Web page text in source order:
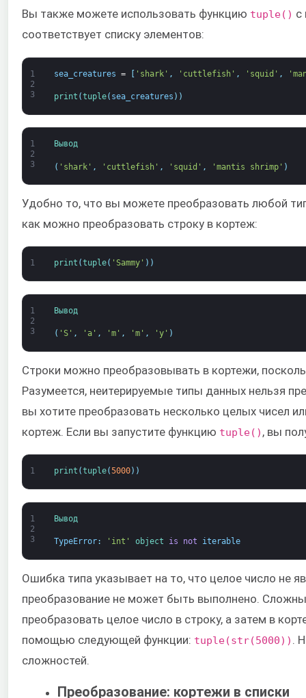
Вы также можете использовать функцию tuple() с
соответствует списку элементов:
1
2
3
sea_creatures = [ 'shark' , 'cuttlefish' , 'squid' ,
print (tuple( sea_creatures ) )
1
2
3
Вывод
( 'shark' , 'cuttlefish' , 'squid' , 'mantis shrimp' )
Удобно то, что вы можете преобразовать любой
как можно преобразовать строку в кортеж:
1 print (tuple( 'Sammy' ) )
1
2
3
Вывод
( 'S' , 'a' , 'm' , 'm' , 'y' )
Строки можно преобразовывать в кортежи,
Разумеется, неитерируемые типы данных нельзя
вы хотите преобразовать несколько целых чисел
кортеж. Если вы запустите функцию tuple() , вы
1 print (tuple(5000) )
1
2
3
Вывод
TypeError: 'int' object is not iterable
Ошибка типа указывает на то, что целое число не
преобразование не может быть выполнено.
преобразовать целое число в строку, а затем в
помощью следующей функции: tuple(str(5000))
.
сложностей.
Преобразование: кортежи в списки